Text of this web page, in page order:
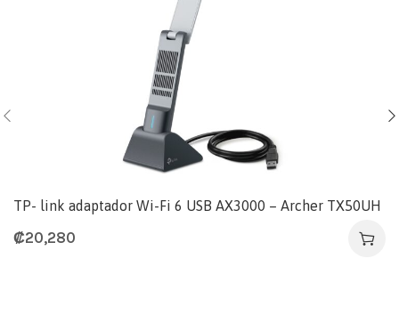
TP- link adaptador Wi-Fi 6 USB AX3000 – Archer TX50UH
₡20,280